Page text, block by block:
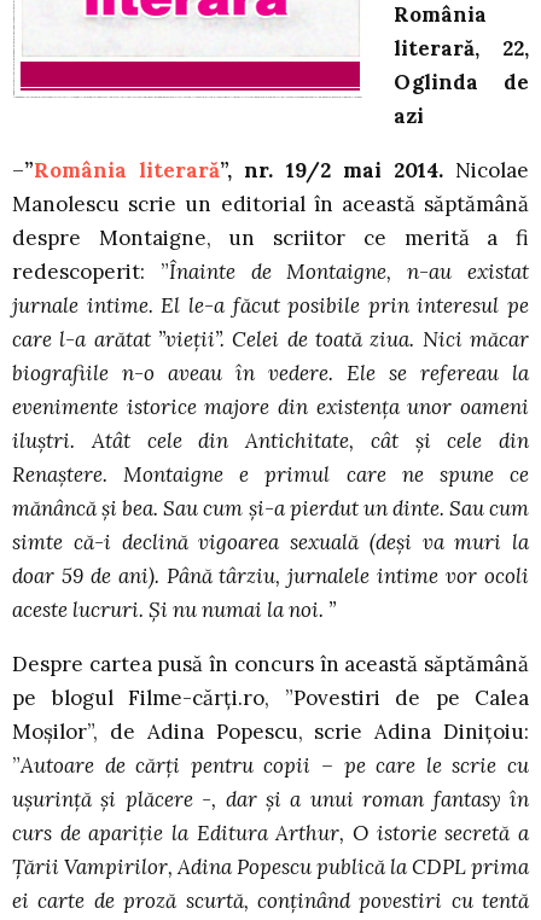
România
literară, 22,
Oglinda de
azi
–”România literară”, nr. 19/2 mai 2014. Nicolae
Manolescu scrie un editorial în această săptămână
despre Montaigne, un scriitor ce merită a fi
redescoperit: ”Înainte de Montaigne, n-au existat
jurnale intime. El le-a făcut posibile prin interesul pe
care l-a arătat ”vieții”. Celei de toată ziua. Nici măcar
biografiile n-o aveau în vedere. Ele se refereau la
evenimente istorice majore din existența unor oameni
iluștri. Atât cele din Antichitate, cât și cele din
Renaștere. Montaigne e primul care ne spune ce
mănâncă și bea. Sau cum și-a pierdut un dinte. Sau cum
simte că-i declină vigoarea sexuală (deși va muri la
doar 59 de ani). Până târziu, jurnalele intime vor ocoli
aceste lucruri. Și nu numai la noi. ”
Despre cartea pusă în concurs în această săptămână
pe blogul Filme-cărți.ro, ”Povestiri de pe Calea
Moșilor”, de Adina Popescu, scrie Adina Dinițoiu:
”Autoare de cărți pentru copii – pe care le scrie cu
ușurință și plăcere -, dar și a unui roman fantasy în
curs de apariție la Editura Arthur, O istorie secretă a
Țării Vampirilor, Adina Popescu publică la CDPL prima
ei carte de proză scurtă, conținând povestiri cu tentă